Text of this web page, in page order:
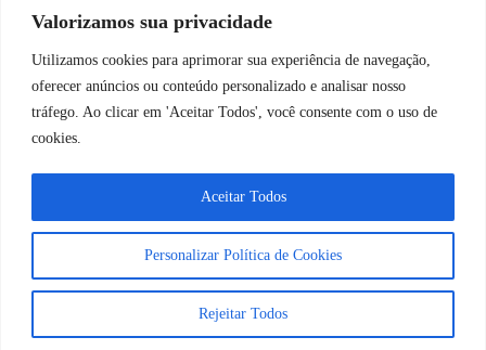
Valorizamos sua privacidade
Utilizamos cookies para aprimorar sua experiência de navegação,
oferecer anúncios ou conteúdo personalizado e analisar nosso
tráfego. Ao clicar em 'Aceitar Todos', você consente com o uso de
cookies.
Personalizar Política de Cookies
Rejeitar Todos
Aceitar Todos
Termos populares
O que é: Unidade de prevenção
O que é: Leitor de Impressão Digital de Segurança
O que é: necessidade de automação
O que é: Controle de Credenciais
WhatsApp JF Tech
Vamos conversar e descobrir como
podemos ajudá-lo hoje?
Abrir bate-papo